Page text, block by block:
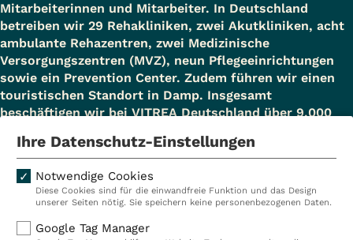
Mitarbeiterinnen und Mitarbeiter. In Deutschland
betreiben wir 29 Rehakliniken, zwei Akutkliniken, acht
ambulante Rehazentren, zwei Medizinische
Versorgungszentren (MVZ), neun Pflegeeinrichtungen
sowie ein Prevention Center. Zudem führen wir einen
touristischen Standort in Damp. Insgesamt
beschäftigen wir bei VITREA Deutschland über 9.000
Kliniken
Ambulant
Reha
Ihre Datenschutz-Einstellungen
Notwendige Cookies
Diese Cookies sind für die einwandfreie Funktion und das Design
unserer Seiten nötig. Sie speichern keine personenbezogenen Daten.
Google Tag Manager